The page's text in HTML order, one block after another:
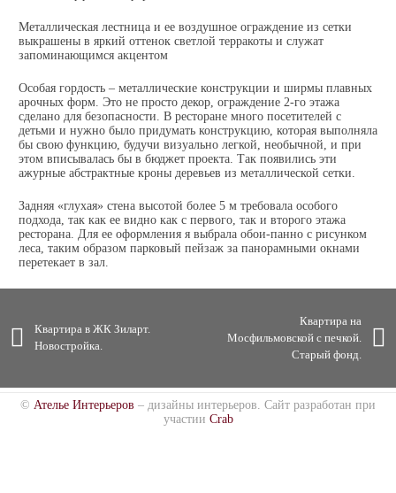
Металлическая лестница и ее воздушное ограждение из сетки
выкрашены в яркий оттенок светлой терракоты и служат
запоминающимся акцентом
Особая гордость – металлические конструкции и ширмы плавных
арочных форм. Это не просто декор, ограждение 2-го этажа
сделано для безопасности. В ресторане много посетителей с
детьми и нужно было придумать конструкцию, которая выполняла
бы свою функцию, будучи визуально легкой, необычной, и при
этом вписывалась бы в бюджет проекта. Так появились эти
ажурные абстрактные кроны деревьев из металлической сетки.
Задняя «глухая» стена высотой более 5 м требовала особого
подхода, так как ее видно как с первого, так и второго этажа
ресторана. Для ее оформления я выбрала обои-панно с рисунком
леса, таким образом парковый пейзаж за панорамными окнами
перетекает в зал.
Квартира в ЖК Зиларт.
Новостройка.
Квартира на
Мосфильмовской с печкой.
Старый фонд.
© Ателье Интерьеров – дизайны интерьеров. Сайт разработан при
участии Crab